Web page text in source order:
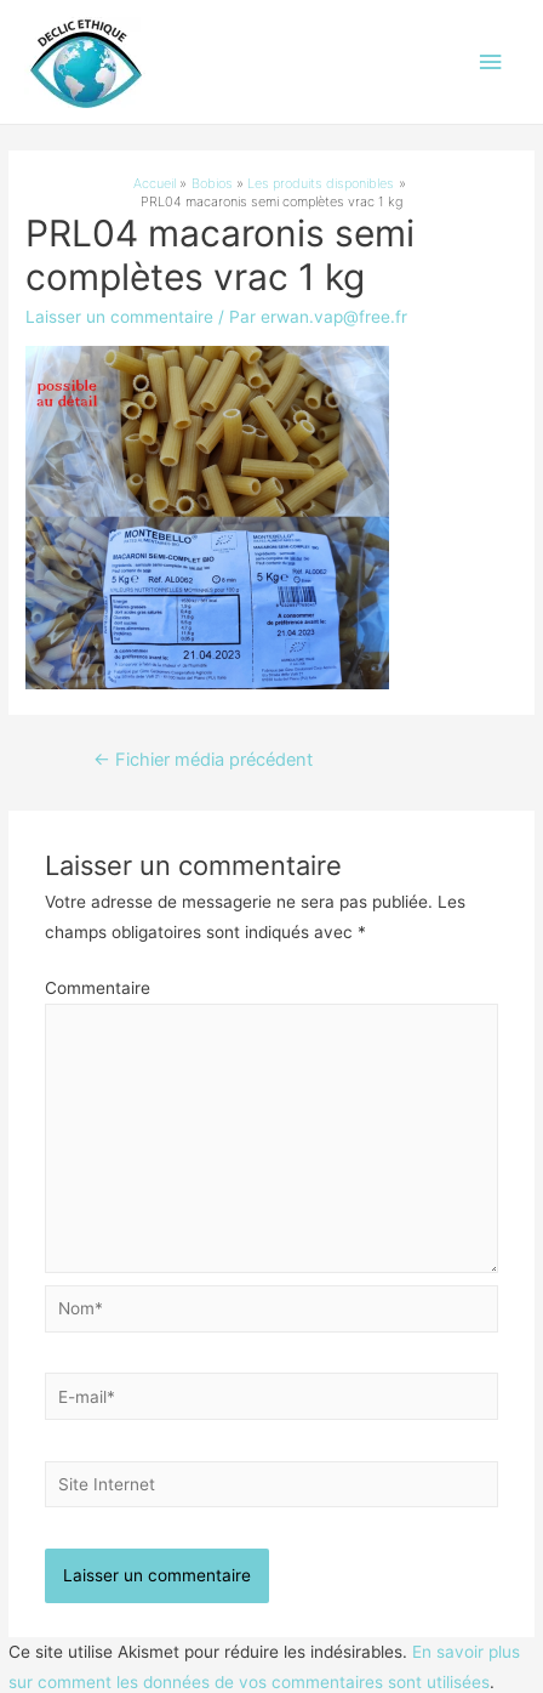
Accueil Bobios
Les produits disponibles
PRL04 macaronis semi complètes vrac 1 kg
PRL04 macaronis semi
complètes vrac 1 kg
Laisser un commentaire / Parerwan.vap@free.fr
Navigation
← Fichier média précédent
Laisser un commentaire
Votre adresse de messagerie ne sera pas publiée. Les
champs obligatoires sont indiqués avec *
Commentaire
Nom*
E-
Site
Ce site utilise Akismet pour réduire les indésirables. En savoir plus
sur comment les données de vos commentaires sont utilisées.